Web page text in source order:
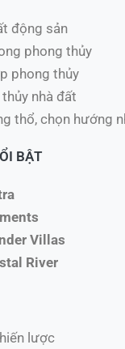
động sản
phong thủy
phong thủy
nhà đất
thổ, chọn hướng
BẬT
Villas
River
lược